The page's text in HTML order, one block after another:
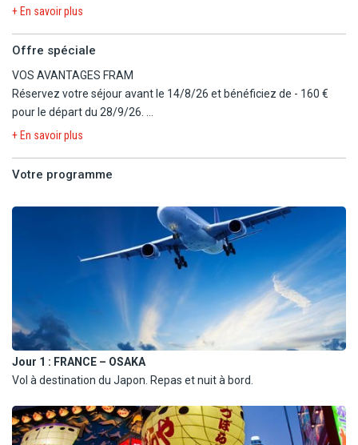
volcaniques, d'une croisière sur le lac Ashi et d'une nuit en ryokan
quartiers historiques, modernité débridée, culture pop et élégance
+ En savoir plus
Offre spéciale
VOS AVANTAGES FRAM
Réservez votre séjour avant le 14/8/26 et bénéficiez de - 160 €
pour le départ du 28/9/26.
pour le départ du 26/10/26.
Remises déjà incluses dans les tarifs en ligne, valables dans la
limite des stocks disponibles et non cumulables avec toute autre
+ En savoir plus
Votre programme
Jour 1 : FRANCE – OSAKA
Vol à destination du Japon. Repas et nuit à bord.